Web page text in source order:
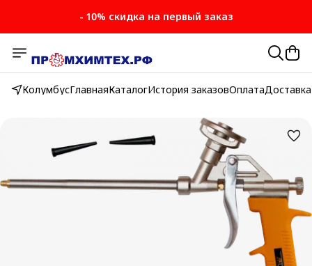
- 10% скидка на первый заказ
КолумбусГлавнаяКаталогИстория заказовОплатаДоставка